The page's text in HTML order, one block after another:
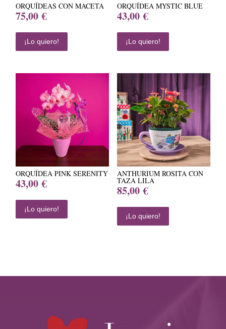
ORQUÍDEAS CON MACETA
75,00€
¡Lo quiero!
ORQUÍDEA MYSTIC BLUE
43,00€
¡Lo quiero!
ORQUÍDEA PINK SERENITY
43,00€
¡Lo quiero!
ANTHURIUM ROSITA CON
TAZA LILA
85,00€
¡Lo quiero!